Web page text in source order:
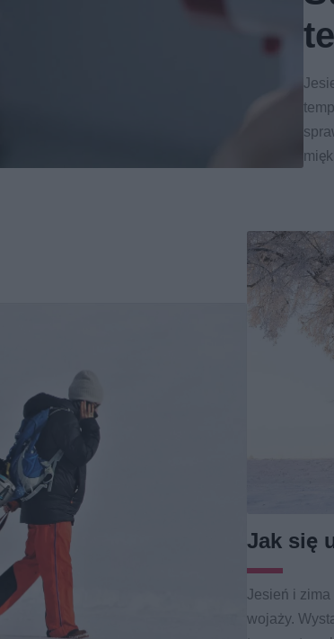
Jak się
Jesień i
wojaży.